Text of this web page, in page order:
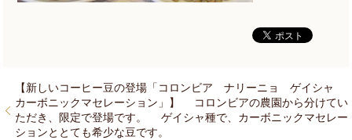
【新しいコーヒー豆の登場「コロンビア ナリーニョ ゲイシャ
カーボニックマセレーション」】 コロンビアの農園から分けてい
ただき、限定で登場です。 ゲイシャ種で、カーボニックマセレー
ションととても希少な豆です。